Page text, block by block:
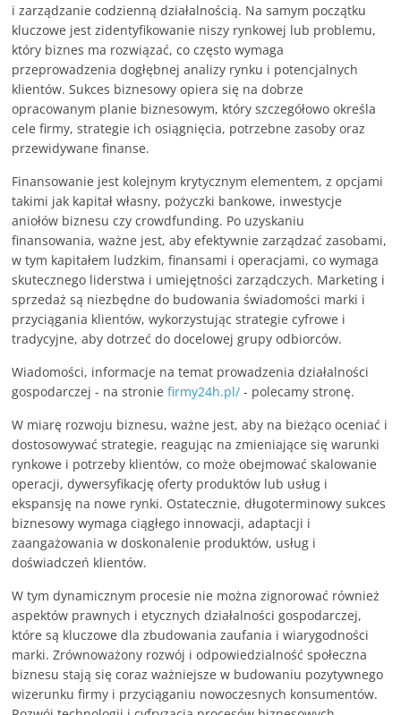
i zarządzanie codzienną działalnością. Na samym początku
kluczowe jest zidentyfikowanie niszy rynkowej lub problemu,
który biznes ma rozwiązać, co często wymaga
przeprowadzenia dogłębnej analizy rynku i potencjalnych
klientów. Sukces biznesowy opiera się na dobrze
opracowanym planie biznesowym, który szczegółowo określa
cele firmy, strategie ich osiągnięcia, potrzebne zasoby oraz
przewidywane finanse.
Finansowanie jest kolejnym krytycznym elementem, z opcjami
takimi jak kapitał własny, pożyczki bankowe, inwestycje
aniołów biznesu czy crowdfunding. Po uzyskaniu
finansowania, ważne jest, aby efektywnie zarządzać zasobami,
w tym kapitałem ludzkim, finansami i operacjami, co wymaga
skutecznego liderstwa i umiejętności zarządczych. Marketing i
sprzedaż są niezbędne do budowania świadomości marki i
przyciągania klientów, wykorzystując strategie cyfrowe i
tradycyjne, aby dotrzeć do docelowej grupy odbiorców.
Wiadomości, informacje na temat prowadzenia działalności
gospodarczej - na stroniefirmy24h.pl/ - polecamy stronę.
W miarę rozwoju biznesu, ważne jest, aby na bieżąco oceniać i
dostosowywać strategie, reagując na zmieniające się warunki
rynkowe i potrzeby klientów, co może obejmować skalowanie
operacji, dywersyfikację oferty produktów lub usług i
ekspansję na nowe rynki. Ostatecznie, długoterminowy sukces
biznesowy wymaga ciągłego innowacji, adaptacji i
zaangażowania w doskonalenie produktów, usług i
doświadczeń klientów.
W tym dynamicznym procesie nie można zignorować również
aspektów prawnych i etycznych działalności gospodarczej,
które są kluczowe dla zbudowania zaufania i wiarygodności
marki. Zrównoważony rozwój i odpowiedzialność społeczna
biznesu stają się coraz ważniejsze w budowaniu pozytywnego
wizerunku firmy i przyciąganiu nowoczesnych konsumentów.